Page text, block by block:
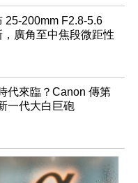
25-200mm F2.8-5.6
廣角至中焦段微距性
代來臨？Canon 傳第
一代大白巨砲